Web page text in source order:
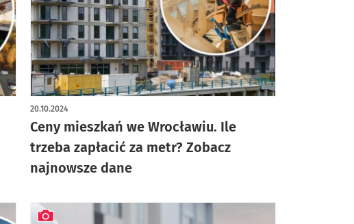
Ceny mieszkań we Wrocławiu. Ile
trzeba zapłacić za metr? Zobacz
najnowsze dane
20.10.2024